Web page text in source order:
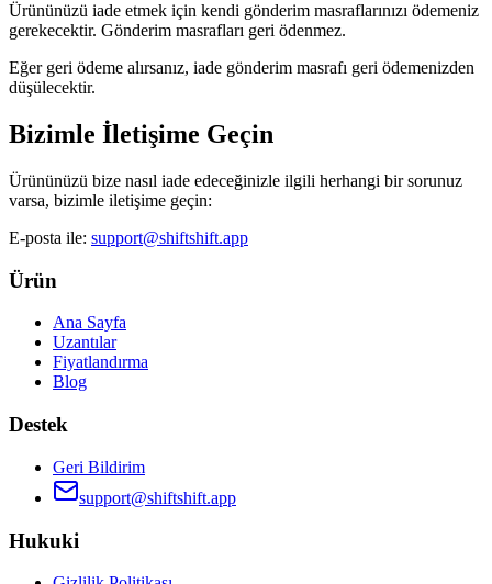
Ürününüzü iade etmek için kendi gönderim masraflarınızı ödemeniz
gerekecektir. Gönderim masrafları geri ödenmez.
Eğer geri ödeme alırsanız, iade gönderim masrafı geri ödemenizden
düşülecektir.
Bizimle İletişime Geçin
Ürününüzü bize nasıl iade edeceğinizle ilgili herhangi bir sorunuz
varsa, bizimle iletişime geçin:
E-posta ile: support@shiftshift.app
Ürün
Ana Sayfa
Uzantılar
Fiyatlandırma
Blog
Destek
Geri Bildirim
support@shiftshift.app
Hukuki